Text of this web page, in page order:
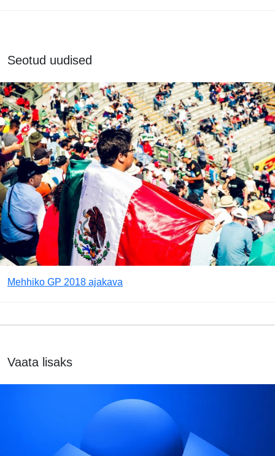
Seotud uudised
Mehhiko GP 2018 ajakava
Vaata lisaks